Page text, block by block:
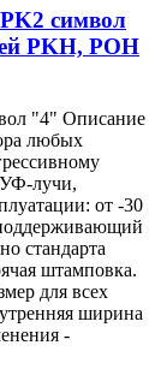
символ
PKH, POH
"4" Описание
любых
лучи,
от -30
стандарта
штамповка.
для всех
ширина
-